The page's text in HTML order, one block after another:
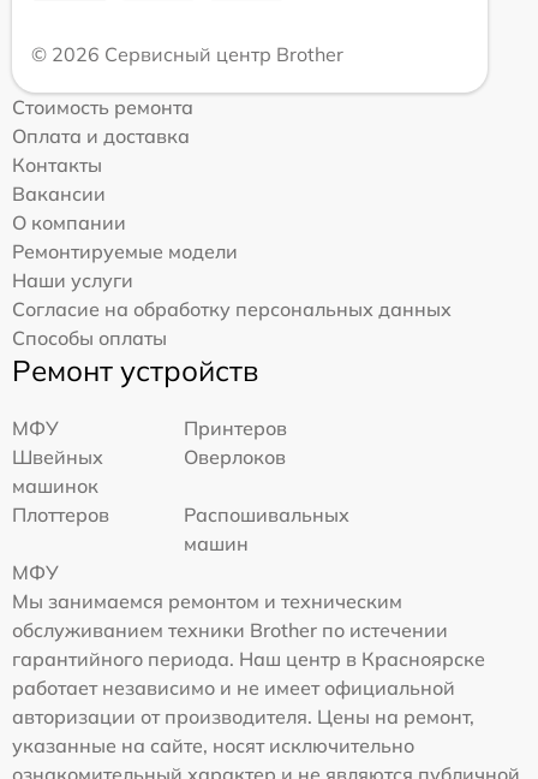
© 2026 Сервисный центр Brother
Стоимость ремонта
Оплата и доставка
Контакты
Вакансии
О компании
Ремонтируемые модели
Наши услуги
Согласие на обработку персональных данных
Способы оплаты
Ремонт устройств
МФУ
Принтеров
Швейных
машинок
Оверлоков
Плоттеров
Распошивальных
машин
МФУ
Мы занимаемся ремонтом и техническим
обслуживанием техники Brother по истечении
гарантийного периода. Наш центр в Красноярске
работает независимо и не имеет официальной
авторизации от производителя. Цены на ремонт,
указанные на сайте, носят исключительно